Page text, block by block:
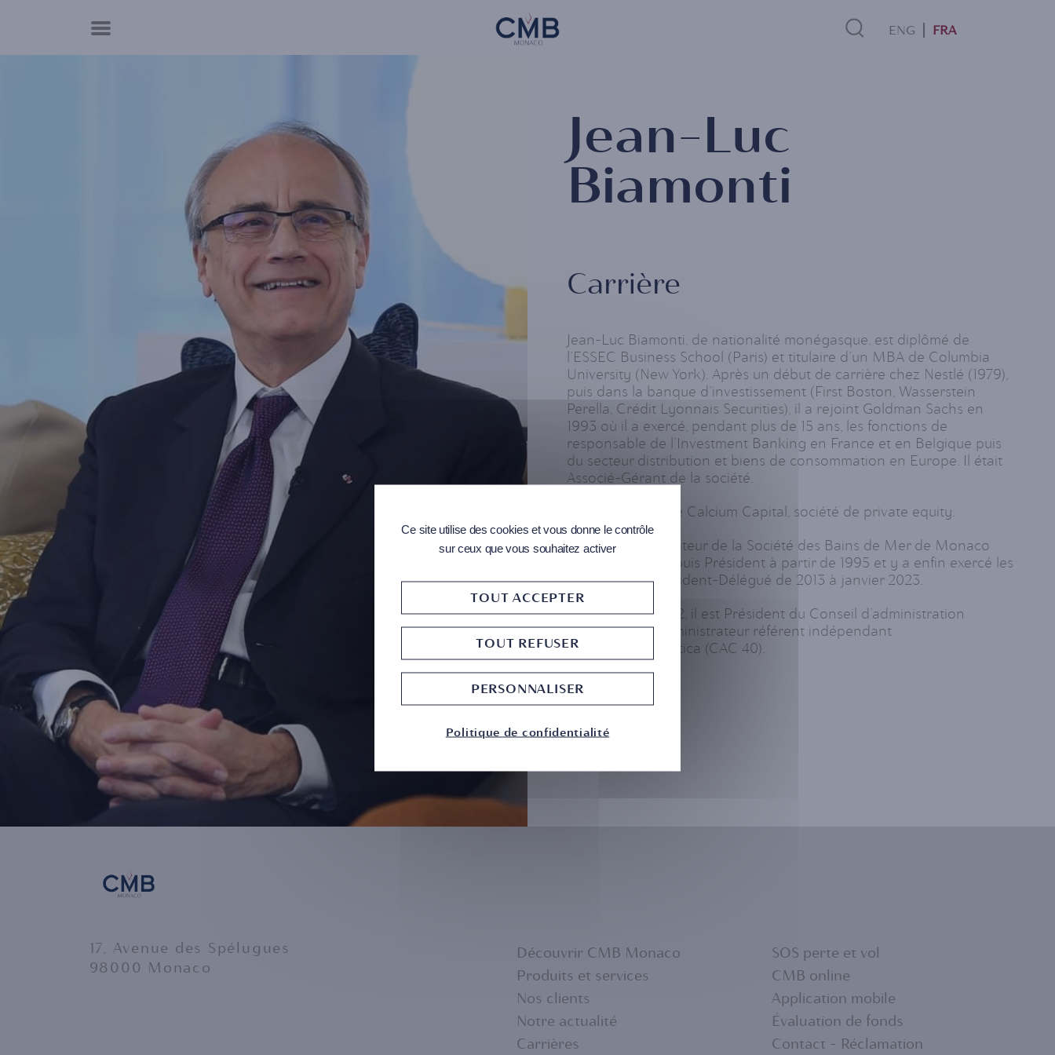
Skip
to
CMB Monaco FRA
Jean-Luc
Biamonti
Carrière
Jean-Luc Biamonti, de nationalité monégasque, est diplômé de
l’ESSEC Business School (Paris) et titulaire d’un MBA de Columbia
University (New York). Après un début de carrière chez Nestlé (1979),
puis dans la banque d’investissement (First Boston, Wasserstein
Perella, Crédit Lyonnais Securities), il a rejoint Goldman Sachs en
1993 où il a exercé, pendant plus de 15 ans, les fonctions de
responsable de l’Investment Banking en France et en Belgique puis
du secteur distribution et biens de consommation en Europe. Il était
Associé-Gérant de la société.
En 2012, il a fondé Calcium Capital, société de private equity.
Il a été Administrateur de la Société des Bains de Mer de Monaco
(SBM) dès 1985, puis Président à partir de 1995 et y a enfin exercé les
fonctions de Président-Délégué de 2013 à janvier 2023.
Depuis juillet 2022, il est Président du Conseil d’administration
de Covivio et Administrateur référent indépendant
chez EssilorLuxottica (CAC 40).
17, Avenue des Spélugues
98000 Monaco
FOOTER
Découvrir CMB Monaco
Produits et services
Nos clients
Notre actualité
Carrières
FOOTER
SOS perte et vol
CMB online
Application mobile
Évaluation de fonds
Contact - Réclamation
Ce site utilise des cookies et vous donne le contrôle
sur ceux que vous souhaitez activer
TOUT ACCEPTER
TOUT REFUSER
PERSONNALISER
Politique de confidentialité